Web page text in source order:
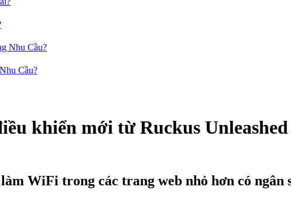
Cầu?
khiển mới từ Ruckus Unleashed
WiFi trong các trang web nhỏ hơn có ngân